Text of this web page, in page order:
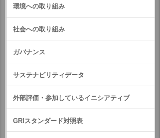
環境への取り組み
社会への取り組み
ガバナンス
サステナビリティデータ
外部評価・参加しているイニシアティブ
GRIスタンダード対照表